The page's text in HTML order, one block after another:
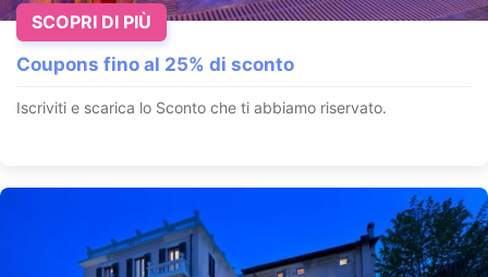
Coupons fino al 25% di sconto
Iscriviti e scarica lo Sconto che ti abbiamo riservato.
SCOPRI DI PIÙ